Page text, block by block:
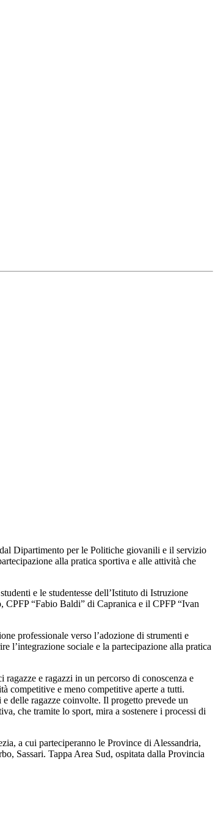
Dipartimento per le Politiche giovanili e il servizio
alla pratica sportiva e alle attività che
e le studentesse dell’Istituto di Istruzione
“Fabio Baldi” di Capranica e il CPFP “Ivan
professionale verso l’adozione di strumenti e
l’integrazione sociale e la partecipazione alla pratica
e ragazzi in un percorso di conoscenza e
competitive e meno competitive aperte a tutti.
delle ragazze coinvolte. Il progetto prevede un
che tramite lo sport, mira a sostenere i processi di
a cui parteciperanno le Province di Alessandria,
Sassari. Tappa Area Sud, ospitata dalla Provincia